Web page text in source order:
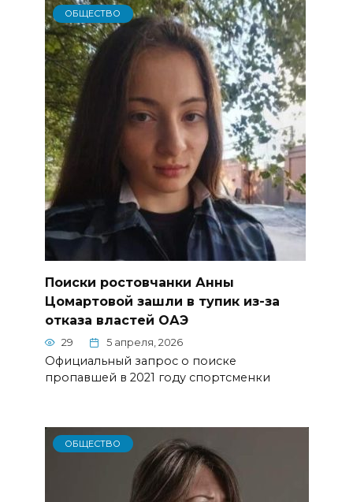
ОБЩЕСТВО
Поиски ростовчанки Анны
Цомартовой зашли в тупик из-за
отказа властей ОАЭ
29 5 апреля, 2026
Официальный запрос о поиске
пропавшей в 2021 году спортсменки
ОБЩЕСТВО